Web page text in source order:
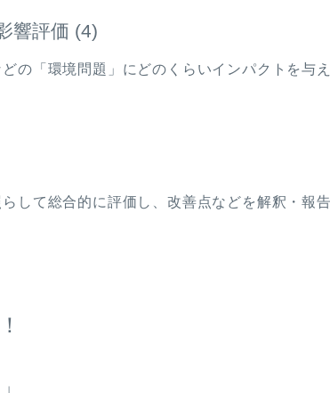
響評価 (4)
の「環境問題」にどのくらいインパクトを与え
して総合的に評価し、改善点などを解釈・報告